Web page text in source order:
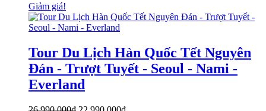
Giảm giá!
Tour Du Lịch Hàn Quốc Tết Nguyên
Đán - Trượt Tuyết - Seoul - Nami -
Everland
Giá
Giá